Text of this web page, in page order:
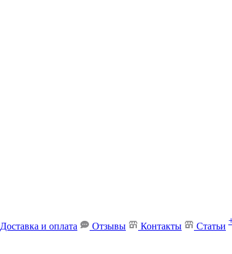
Доставка и оплата Отзывы Контакты Статьи